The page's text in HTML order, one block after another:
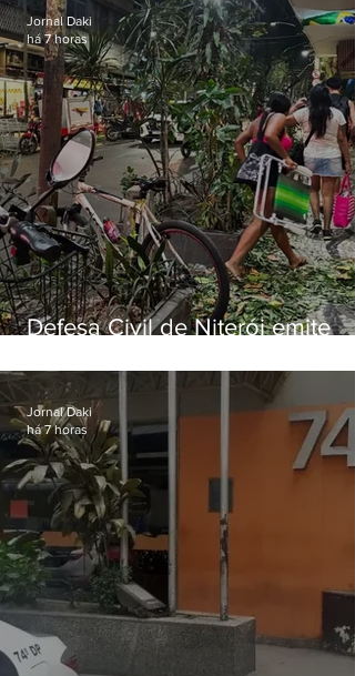
Defesa Civil de Niterói emite
sexta-feira (07)
Jornal Daki
há 7 horas
Jornal Daki
há 7 horas